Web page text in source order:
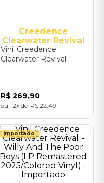
Creedence
Clearwater Revival
Vinil Creedence
Clearwater Revival -
2025/Colored Vinyl) -
Importado
R$ 269,90
12 R$ 22 49
Importado